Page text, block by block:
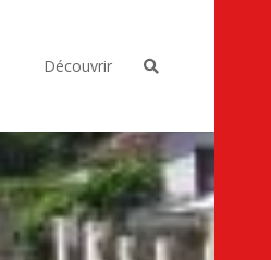
Découvrir